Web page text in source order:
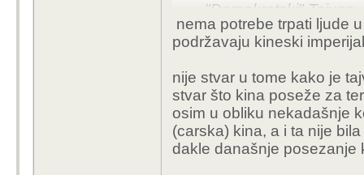
"Demokratski"
1949, je održao prve
je dopušteno
nema potrebe trpati ljude
podržavaju kineski
nije stvar u tome kako je
stvar što kina poseže za
osim u obliku nekadašnje
(carska) kina, a i ta nije
dakle današnje posezanje